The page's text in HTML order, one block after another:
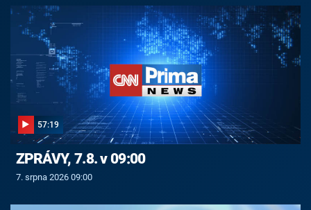
57:19
ZPRÁVY, 7.8. v 09:00
7. srpna 2026 09:00